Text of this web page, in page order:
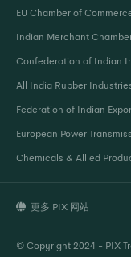
EU Chamber of
Indian Merchant
Confederation of Indian
All India Rubber
Federation of Indian
European Power
Chemicals & Allied
更多 PIX 网站
© Copyright 2024 - PIX